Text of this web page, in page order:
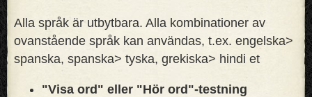
Alla språk är utbytbara. Alla kombinationer av
ovanstående språk kan användas, t.ex. engelska>
spanska, spanska> tyska, grekiska> hindi et
"Visa ord" eller "Hör ord"-testning